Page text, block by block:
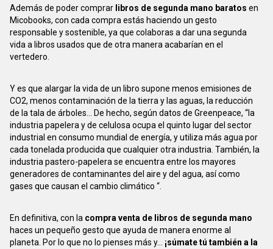
Además de poder comprar libros de segunda mano baratos en
Micobooks, con cada compra estás haciendo un gesto
responsable y sostenible, ya que colaboras a dar una segunda
vida a libros usados que de otra manera acabarían en el
vertedero.
Y es que alargar la vida de un libro supone menos emisiones de
CO2, menos contaminación de la tierra y las aguas, la reducción
de la tala de árboles... De hecho, según datos de Greenpeace, “la
industria papelera y de celulosa ocupa el quinto lugar del sector
industrial en consumo mundial de energía, y utiliza más agua por
cada tonelada producida que cualquier otra industria. También, la
industria pastero-papelera se encuentra entre los mayores
generadores de contaminantes del aire y del agua, así como
gases que causan el cambio climático “.
En definitiva, con la compra venta de libros de segunda mano
haces un pequeño gesto que ayuda de manera enorme al
planeta. Por lo que no lo pienses más y... ¡súmate tú también a la